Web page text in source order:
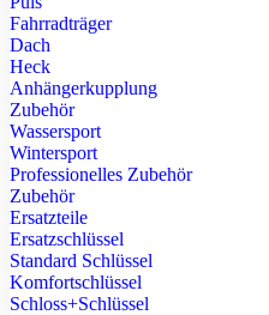
Fahrradträger
Dach
Heck
Anhängerkupplung
Zubehör
Wassersport
Wintersport
Professionelles Zubehör
Zubehör
Ersatzteile
Ersatzschlüssel
Standard Schlüssel
Komfortschlüssel
Schloss+Schlüssel